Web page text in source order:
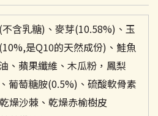
含乳糖)、麥芽(10.58%)、玉
是Q10的天然成份)、鮭魚
、蘋果纖維、木瓜粉，鳳梨
葡萄糖胺(0.5%)、硫酸軟骨素
燥沙棘、乾燥赤榆樹皮